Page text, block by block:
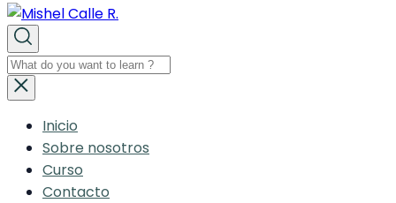
Inicio
Sobre nosotros
Curso
Contacto